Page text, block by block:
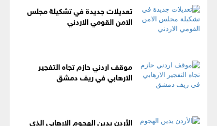
تعديلات جديدة في تشكيلة مجلس
الامن القومي الاردني
موقف اردني حازم تجاه التفجير
الارهابي في ريف دمشق
الأردن يدين الهجوم الإرهابي الذي